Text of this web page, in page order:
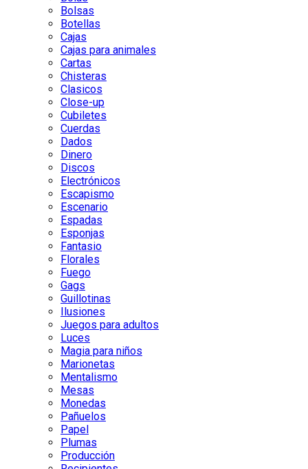
Bolsas
Botellas
Cajas
Cajas para animales
Cartas
Chisteras
Clasicos
Close-up
Cubiletes
Cuerdas
Dados
Dinero
Discos
Electrónicos
Escapismo
Escenario
Espadas
Esponjas
Fantasio
Florales
Fuego
Gags
Guillotinas
Ilusiones
Juegos para adultos
Luces
Magia para niños
Marionetas
Mentalismo
Mesas
Monedas
Pañuelos
Papel
Plumas
Producción